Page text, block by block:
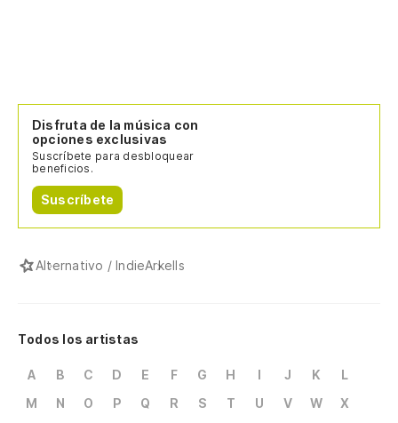
Disfruta de la música con
opciones exclusivas
Suscríbete para desbloquear
beneficios.
Suscríbete
Alternativo / IndieArkells
Todos los artistas
A B C D E F G H I J K
L
M
N O P Q R S T U V W
X